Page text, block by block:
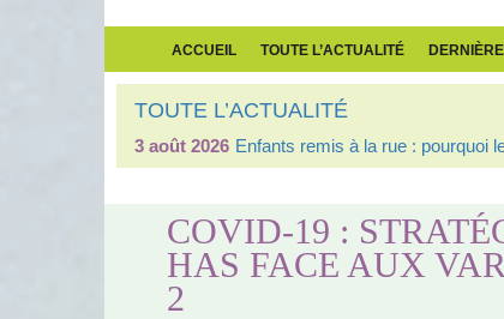
ACCUEIL TOUTE L’ACTUALITÉ
TOUTE L’ACTUALITÉ
3 août 2026 Enfants remis à la rue : pourquoi
COVID-19 :
HAS FACE AUX
2